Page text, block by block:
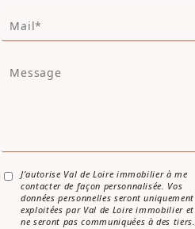
p
M
M
*
A
J’autorise Val de Loire immobilier à me
contacter de façon personnalisée. Vos
données personnelles seront uniquement
exploitées par Val de Loire immobilier et
ne seront pas communiquées à des tiers.